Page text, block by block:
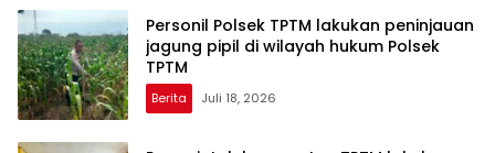
Personil Polsek TPTM lakukan peninjauan
jagung pipil di wilayah hukum Polsek
TPTM
Berita Juli 18, 2026